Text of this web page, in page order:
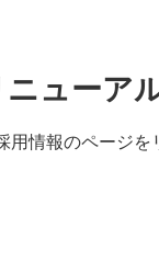
ューア
用情報のページ